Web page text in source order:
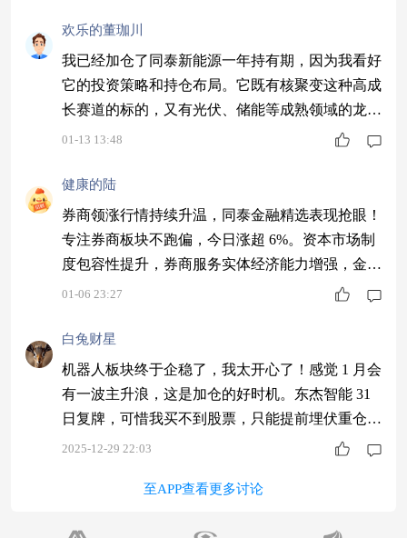
欢乐的董珈川
我已经加仓了同泰新能源一年持有期，因为我看好
它的投资策略和持仓布局。它既有核聚变这种高成
长赛道的标的，又有光伏、储能等成熟领域的龙头
企业，能有效对冲风险。一年持有期也符合我的长
2025超额关键词#
01-13 13:48
健康的陆
券商领涨行情持续升温，同泰金融精选表现抢眼！
专注券商板块不跑偏，今日涨超 6%。资本市场制
度包容性提升，券商服务实体经济能力增强，金融
精选值得冲～$同泰金融精选股票C$ #2026我的新
01-06 23:27
白兔财星
机器人板块终于企稳了，我太开心了！感觉 1 月会
有一波主升浪，这是加仓的好时机。东杰智能 31
日复牌，可惜我买不到股票，只能提前埋伏重仓它
的基金。今天同泰竞争优势已经涨了 4.52%，东杰
C$ #白银史诗级暴涨！为何疯涨？能否上车？#
2025-12-29 22:03
至APP查看更多讨论